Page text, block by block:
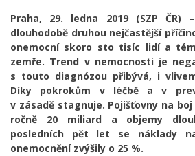
Praha, 29. ledna 2019 (SZP ČR)
dlouhodobě druhou nejčastější
onemocní skoro sto tisíc lidí a
zemře. Trend v nemocnosti je
s touto diagnózou přibývá, i
Díky pokrokům v léčbě a v
v zásadě stagnuje. Pojišťovny na
ročně 20 miliard a objemy
posledních pět let se náklady
onemocnění zvýšily o 25 %.